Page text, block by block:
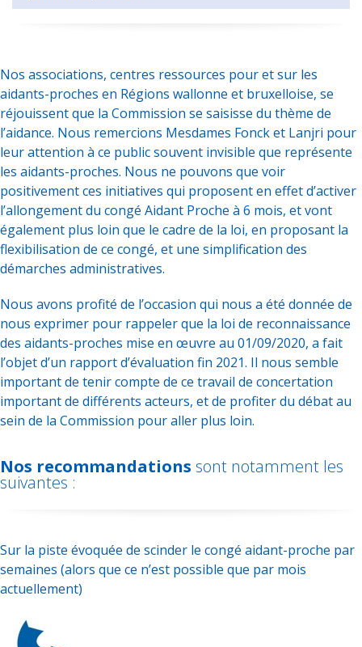
Nos associations, centres ressources pour et sur les
aidants-proches en Régions wallonne et bruxelloise, se
réjouissent que la Commission se saisisse du thème de
l’aidance. Nous remercions Mesdames Fonck et Lanjri pour
leur attention à ce public souvent invisible que représente
les aidants-proches. Nous ne pouvons que voir
positivement ces initiatives qui proposent en effet d’activer
l’allongement du congé Aidant Proche à 6 mois, et vont
également plus loin que le cadre de la loi, en proposant la
flexibilisation de ce congé, et une simplification des
démarches administratives.
Nous avons profité de l’occasion qui nous a été donnée de
nous exprimer pour rappeler que la loi de reconnaissance
des aidants-proches mise en œuvre au 01/09/2020, a fait
l’objet d’un rapport d’évaluation fin 2021. Il nous semble
important de tenir compte de ce travail de concertation
important de différents acteurs, et de profiter du débat au
sein de la Commission pour aller plus loin.
Nos recommandations sont notamment les
suivantes :
Sur la piste évoquée de scinder le congé aidant-proche par
semaines (alors que ce n’est possible que par mois
actuellement)